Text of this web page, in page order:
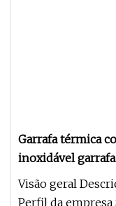
Garrafa térmica
inoxidável
temperatura
Visão geral
Perfil da